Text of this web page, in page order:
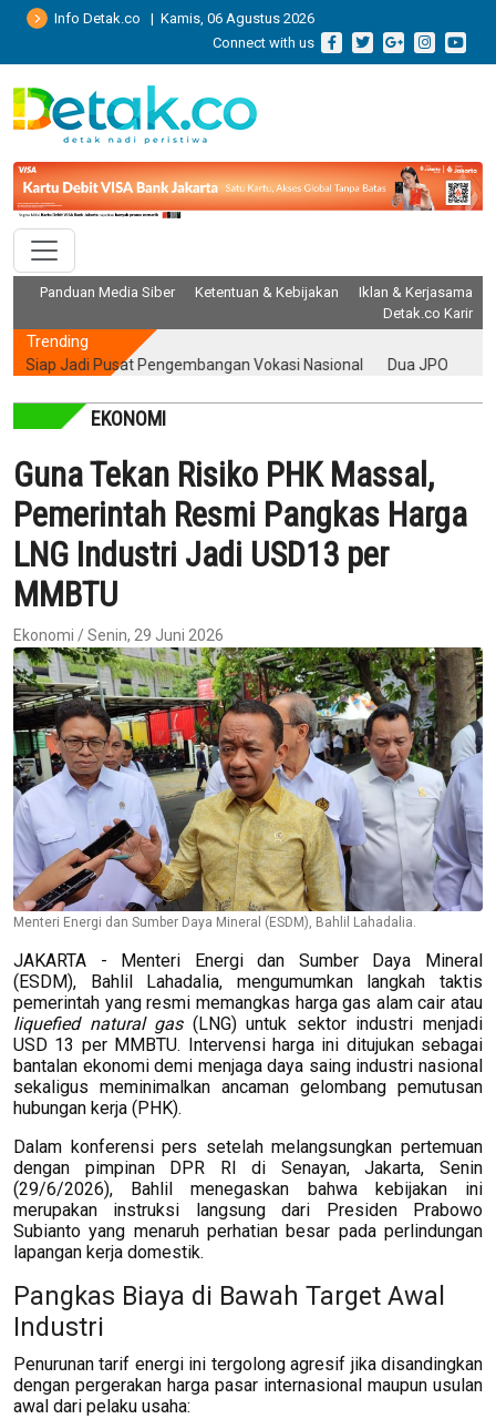
Info Detak.co | Kamis, 06 Agustus 2026
Connect with us
Panduan Media Siber Ketentuan & Kebijakan
Iklan & Kerjasama
Detak.co Karir
Trending
Jadi Pusat Pengembangan Vokasi Nasional Dua JPO di Rasuna
EKONOMI
Guna Tekan Risiko PHK Massal,
Pemerintah Resmi Pangkas Harga
LNG Industri Jadi USD13 per
MMBTU
Ekonomi / Senin, 29 Juni 2026
Menteri Energi dan Sumber Daya Mineral (ESDM), Bahlil Lahadalia.
JAKARTA - Menteri Energi dan Sumber Daya Mineral
(ESDM), Bahlil Lahadalia, mengumumkan langkah taktis
pemerintah yang resmi memangkas harga gas alam cair atau
liquefied natural gas(LNG) untuk sektor industri menjadi
USD 13 per MMBTU. Intervensi harga ini ditujukan sebagai
bantalan ekonomi demi menjaga daya saing industri nasional
sekaligus meminimalkan ancaman gelombang pemutusan
hubungan kerja (PHK).
Dalam konferensi pers setelah melangsungkan pertemuan
dengan pimpinan DPR RI di Senayan, Jakarta, Senin
(29/6/2026), Bahlil menegaskan bahwa kebijakan ini
merupakan instruksi langsung dari Presiden Prabowo
Subianto yang menaruh perhatian besar pada perlindungan
lapangan kerja domestik.
Pangkas Biaya di Bawah Target Awal
Industri
Penurunan tarif energi ini tergolong agresif jika disandingkan
dengan pergerakan harga pasar internasional maupun usulan
awal dari pelaku usaha: